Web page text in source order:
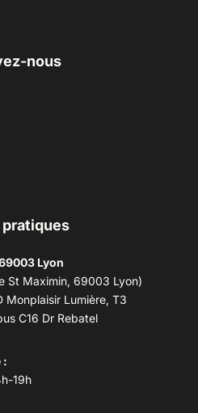
nous
pratiques
Lyon
St Maximin, 69003 Lyon)
Monplaisir Lumière, T3
C16 Dr Rebatel
:
19h